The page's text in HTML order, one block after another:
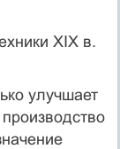
XIX в.
улучшает